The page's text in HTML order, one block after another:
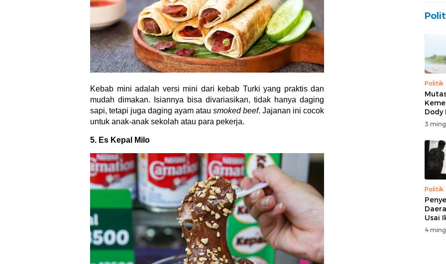
Kebab mini adalah versi mini dari kebab Turki yang praktis dan
mudah dimakan. Isiannya bisa divariasikan, tidak hanya daging
sapi, tetapi juga daging ayam atausmoked beef. Jajanan ini cocok
untuk anak-anak sekolah atau para pekerja.
Politik
Dody
Beri
3
Politik
Usai
4